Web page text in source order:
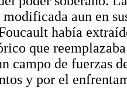
modificada aun en
había
que
campo de fuerzas
y por el